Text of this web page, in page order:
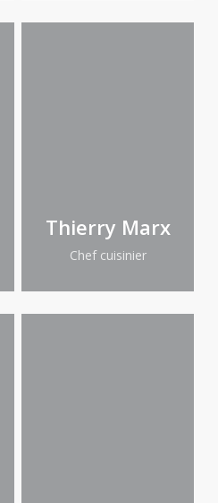
Thierry Marx
Chef cuisinier